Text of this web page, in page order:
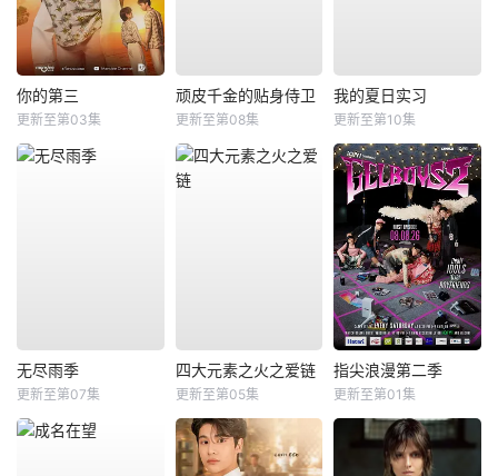
你的第三
更新至第03集
顽皮千金的贴身侍卫
更新至第08集
我的夏日实习
更新至第10集
无尽雨季
更新至第07集
四大元素之火之爱链
更新至第05集
指尖浪漫第二季
更新至第01集